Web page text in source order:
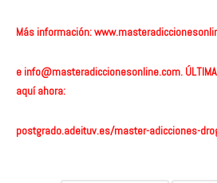
Más información:
e info@masteradiccionesonline.com.
aquí ahora:
postgrado.adeituv.es/master-adicciones-